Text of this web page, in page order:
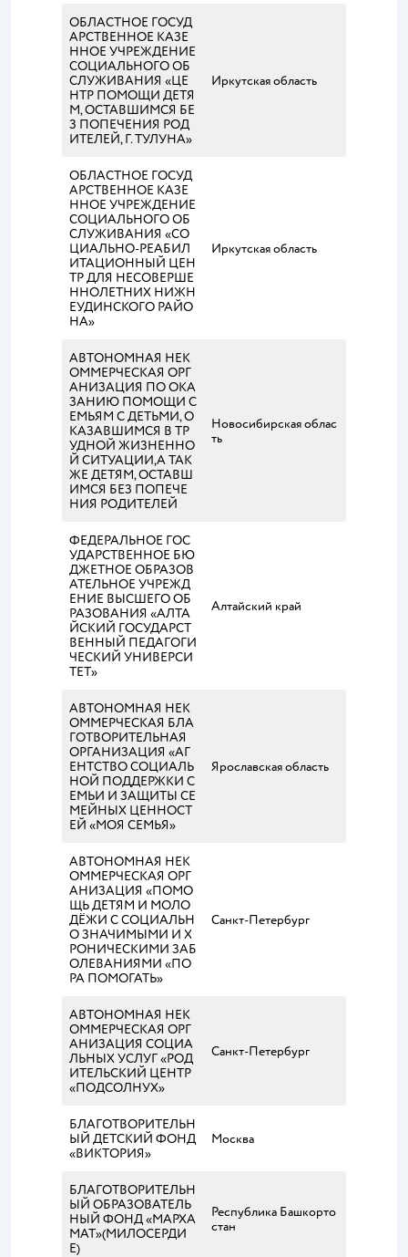
ОБЛАСТНОЕ ГОСУД
АРСТВЕННОЕ КАЗЕ
ННОЕ УЧРЕЖДЕНИЕ
СОЦИАЛЬНОГО ОБ
СЛУЖИВАНИЯ «ЦЕ
НТР ПОМОЩИ ДЕТЯ
М, ОСТАВШИМСЯ БЕ
З ПОПЕЧЕНИЯ РОД
ИТЕЛЕЙ, Г. ТУЛУНА»
Иркутская область
ОБЛАСТНОЕ ГОСУД
АРСТВЕННОЕ КАЗЕ
ННОЕ УЧРЕЖДЕНИЕ
СОЦИАЛЬНОГО ОБ
СЛУЖИВАНИЯ «СО
ЦИАЛЬНО-РЕАБИЛ
ИТАЦИОННЫЙ ЦЕН
ТР ДЛЯ НЕСОВЕРШЕ
ННОЛЕТНИХ НИЖН
ЕУДИНСКОГО РАЙО
НА»
Иркутская область
АВТОНОМНАЯ НЕК
ОММЕРЧЕСКАЯ ОРГ
АНИЗАЦИЯ ПО ОКА
ЗАНИЮ ПОМОЩИ С
ЕМЬЯМ С ДЕТЬМИ, О
КАЗАВШИМСЯ В ТР
УДНОЙ ЖИЗНЕННО
Й СИТУАЦИИ,А ТАК
ЖЕ ДЕТЯМ, ОСТАВШ
ИМСЯ БЕЗ ПОПЕЧЕ
НИЯ РОДИТЕЛЕЙ
Новосибирская облас
ть
ФЕДЕРАЛЬНОЕ ГОС
УДАРСТВЕННОЕ БЮ
ДЖЕТНОЕ ОБРАЗОВ
АТЕЛЬНОЕ УЧРЕЖД
ЕНИЕ ВЫСШЕГО ОБ
РАЗОВАНИЯ «АЛТА
ЙСКИЙ ГОСУДАРСТ
ВЕННЫЙ ПЕДАГОГИ
ЧЕСКИЙ УНИВЕРСИ
ТЕТ»
Алтайский край
АВТОНОМНАЯ НЕК
ОММЕРЧЕСКАЯ БЛА
ГОТВОРИТЕЛЬНАЯ
ОРГАНИЗАЦИЯ «АГ
ЕНТСТВО СОЦИАЛЬ
НОЙ ПОДДЕРЖКИ С
ЕМЬИ И ЗАЩИТЫ СЕ
МЕЙНЫХ ЦЕННОСТ
ЕЙ «МОЯ СЕМЬЯ»
Ярославская область
АВТОНОМНАЯ НЕК
ОММЕРЧЕСКАЯ ОРГ
АНИЗАЦИЯ «ПОМО
ЩЬ ДЕТЯМ И МОЛО
ДЁЖИ С СОЦИАЛЬН
О ЗНАЧИМЫМИ И Х
РОНИЧЕСКИМИ ЗАБ
ОЛЕВАНИЯМИ «ПО
РА ПОМОГАТЬ»
Санкт-Петербург
АВТОНОМНАЯ НЕК
ОММЕРЧЕСКАЯ ОРГ
АНИЗАЦИЯ СОЦИА
ЛЬНЫХ УСЛУГ «РОД
ИТЕЛЬСКИЙ ЦЕНТР
«ПОДСОЛНУХ»
Санкт-Петербург
БЛАГОТВОРИТЕЛЬН
ЫЙ ДЕТСКИЙ ФОНД
«ВИКТОРИЯ»
Москва
БЛАГОТВОРИТЕЛЬН
ЫЙ ОБРАЗОВАТЕЛЬ
НЫЙ ФОНД «МАРХА
МАТ»(МИЛОСЕРДИ
Е)
Республика Башкорто
стан